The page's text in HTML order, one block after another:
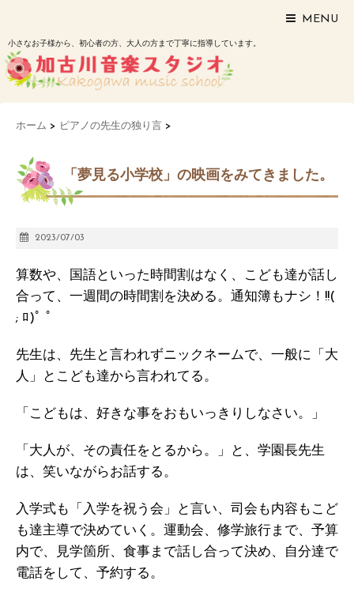
MENU
小さなお子様から、初心者の方、大人の方まで丁寧に指導しています。
ホーム > ピアノの先生の独り言 >
「夢見る小学校」の映画をみてきました。
2023/07/03
算数や、国語といった時間割はなく、こども達が話し
合って、一週間の時間割を決める。通知簿もナシ！!!(
; ﾛ)ﾟ ﾟ
先生は、先生と言われずニックネームで、一般に「大
人」とこども達から言われてる。
「こどもは、好きな事をおもいっきりしなさい。」
「大人が、その責任をとるから。」と、学園長先生
は、笑いながらお話する。
入学式も「入学を祝う会」と言い、司会も内容もこど
も達主導で決めていく。運動会、修学旅行まで、予算
内で、見学箇所、食事まで話し合って決め、自分達で
電話をして、予約する。